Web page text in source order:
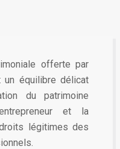
offerte par
un équilibre délicat
du patrimoine
et la
légitimes des